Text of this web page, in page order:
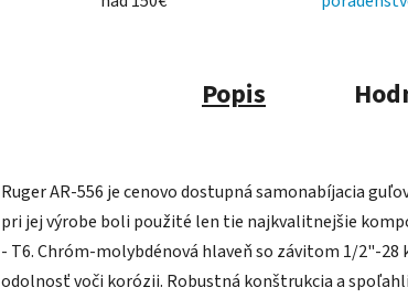
Popis
Ruger AR-556 je cenovo dostupná samonabíjacia
pri jej výrobe boli použité len tie najkvalitnejšie
- T6. Chróm-molybdénová hlaveň so závitom 1/2"-
odolnosť voči korózii. Robustná konštrukcia a